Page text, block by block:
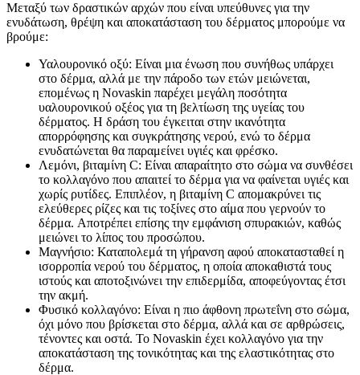
Μεταξύ των δραστικών αρχών που είναι υπεύθυνες για την
ενυδάτωση, θρέψη και αποκατάσταση του δέρματος μπορούμε να
βρούμε:
Υαλουρονικό οξύ: Είναι μια ένωση που συνήθως υπάρχει
στο δέρμα, αλλά με την πάροδο των ετών μειώνεται,
επομένως η Novaskin παρέχει μεγάλη ποσότητα
υαλουρονικού οξέος για τη βελτίωση της υγείας του
δέρματος. Η δράση του έγκειται στην ικανότητα
απορρόφησης και συγκράτησης νερού, ενώ το δέρμα
ενυδατώνεται θα παραμείνει υγιές και φρέσκο.
Λεμόνι, βιταμίνη C: Είναι απαραίτητο στο σώμα να συνθέσει
το κολλαγόνο που απαιτεί το δέρμα για να φαίνεται υγιές και
χωρίς ρυτίδες. Επιπλέον, η βιταμίνη C απομακρύνει τις
ελεύθερες ρίζες και τις τοξίνες στο αίμα που γερνούν το
δέρμα. Αποτρέπει επίσης την εμφάνιση σπυρακιών, καθώς
μειώνει το λίπος του προσώπου.
Μαγνήσιο: Καταπολεμά τη γήρανση αφού αποκατασταθεί η
ισορροπία νερού του δέρματος, η οποία αποκαθιστά τους
ιστούς και αποτοξινώνει την επιδερμίδα, αποφεύγοντας έτσι
την ακμή.
Φυσικό κολλαγόνο: Είναι η πιο άφθονη πρωτεΐνη στο σώμα,
όχι μόνο που βρίσκεται στο δέρμα, αλλά και σε αρθρώσεις,
τένοντες και οστά. Το Novaskin έχει κολλαγόνο για την
αποκατάσταση της τονικότητας και της ελαστικότητας στο
δέρμα.